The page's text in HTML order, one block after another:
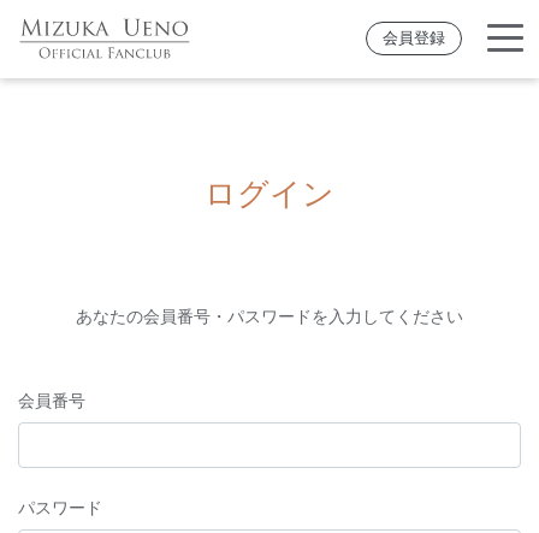
会員登録
ログイン
あなたの会員番号・パスワードを入力してください
会員番号
パスワード